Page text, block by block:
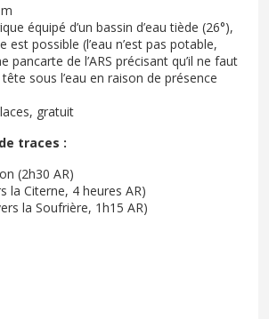
équipé d’un bassin d’eau tiède (26°),
est possible (l’eau n’est pas potable,
pancarte de l’ARS précisant qu’il ne faut
sous l’eau en raison de présence
gratuit
traces :
(2h30 AR)
la Citerne, 4 heures AR)
la Soufrière, 1h15 AR)